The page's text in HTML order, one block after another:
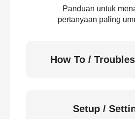
Panduan untuk
pertanyaan paling
How To /
Setup /